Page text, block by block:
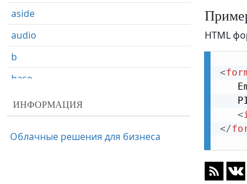
HTML
<
<
</
aside
audio
b
base
basefont
bdo
ИНФОРМАЦИЯ
Облачные решения для бизнеса